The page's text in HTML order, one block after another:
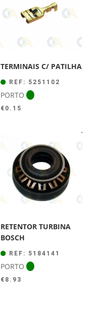
TERMINAIS C/ PATILHA
REF: 5251102
PORTO
€ 0.15
RETENTOR TURBINA
BOSCH
REF: 5184141
PORTO
€ 8.93